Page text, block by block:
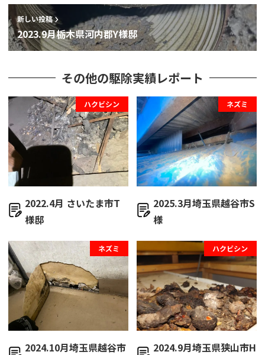
新しい投稿
2023.9月栃木県河内郡Y様邸
その他の駆除実績レポート
ハクビシン
2022.4月 さいたま市T
様邸
ネズミ
2025.3月埼玉県越谷市S
様
ネズミ
2024.10月埼玉県越谷市
ハクビシン
2024.9月埼玉県狭山市H